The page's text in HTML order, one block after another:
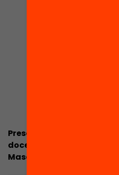
Presentació: Com millorar
docents i famílies? L’experiència de l’escola Mas
Masó de Salt